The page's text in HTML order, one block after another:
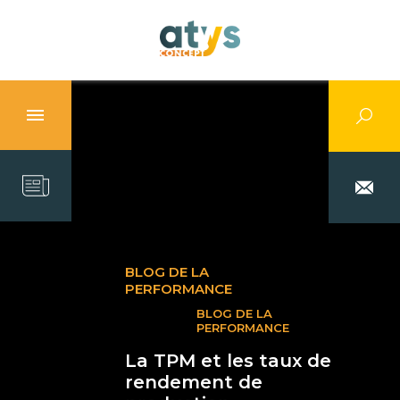
BLOG DE LA
PERFORMANCE
BLOG DE LA
PERFORMANCE
La TPM et les taux de
rendement de